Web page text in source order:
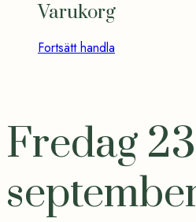
Varukorg
Fortsätt handla
Fredag 23